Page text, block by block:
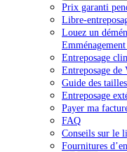
Prix garanti
Libre-
Louez un
Entreposage
Entreposage de
Guide des
Entreposage
Payer ma
FAQ
Conseils sur le
Fournitures